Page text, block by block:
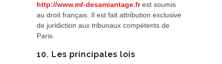
http://www.mf-desamiantage.frest soumis
au droit français. Il est fait attribution exclusive
de juridiction aux tribunaux compétents de
Paris.
10. Les principales lois